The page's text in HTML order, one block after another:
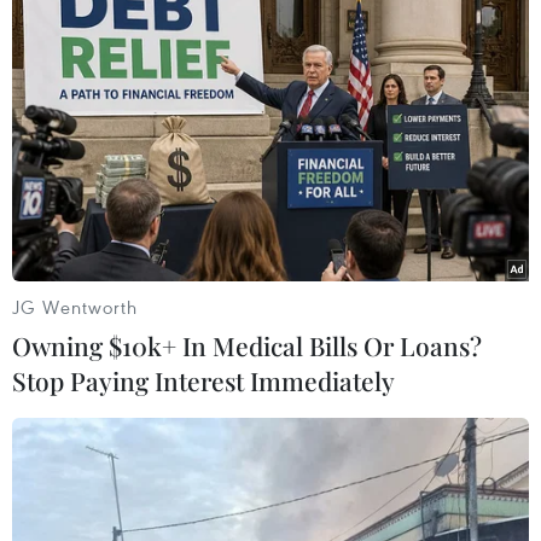
#động đất #Kon Plông #Kon Tum
#đới đứt gãy
Kon Tum
Quảng Ngãi
Theo dõi VietnamPlus
TIN LIÊN QUAN
JG Wentworth
Owning $10k+ In Medical Bills Or Loans?
Stop Paying Interest Immediately